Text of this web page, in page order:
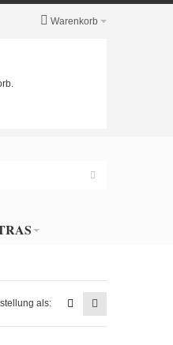
Warenkorb
als: